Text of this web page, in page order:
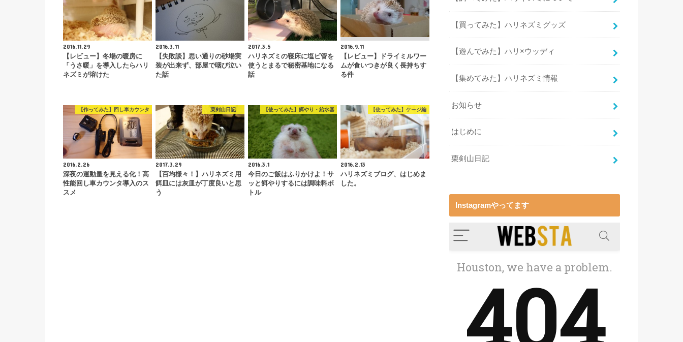
2016.11.29
【レビュー】冬場の暖房に
「うさ暖」を導入したらハリ
ネズミが溶けた
2016.3.11
【失敗談】思い通りの砂場実
装が出来ず、部屋で咽び泣い
た話
2017.3.5
ハリネズミの寝床に塩ビ管を
使うとまるで秘密基地になる
話
2016.9.11
【レビュー】ドライミルワー
ムが食いつきが良く長持ちす
る件
【作ってみた】回し車カウンタ
2016.2.26
深夜の運動量を見える化！高
性能回し車カウンタ導入のス
スメ
栗剣山日記
2017.3.29
【百均様々！】ハリネズミ用
餌皿には灰皿が丁度良いと思
う
【使ってみた】餌やり・給水器
2016.3.1
今日のご飯はふりかけよ！サ
ッと餌やりするには調味料ボ
トル
【使ってみた】ケージ編
2016.2.13
ハリネズミブログ、はじめま
した。
【買ってみた】ハリネズミグッズ
【遊んでみた】ハリ×ウッディ
【集めてみた】ハリネズミ情報
お知らせ
はじめに
栗剣山日記
Instagramやってます